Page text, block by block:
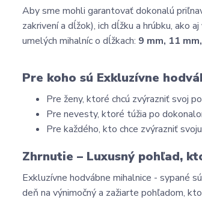
Aby sme mohli garantovať dokonalú
zakrivení a dĺžok), ich dĺžku a hrúbku, ako
umelých mihalníc o dĺžkach: 9 mm, 11
Pre koho sú Exkluzívne
Pre ženy, ktoré chcú zvýrazniť svoj
Pre nevesty, ktoré túžia po
Pre každého, kto chce zvýrazniť
Zhrnutie – Luxusný pohľad,
Exkluzívne hodvábne mihalnice - sypané
deň na výnimočný a zažiarte pohľadom,